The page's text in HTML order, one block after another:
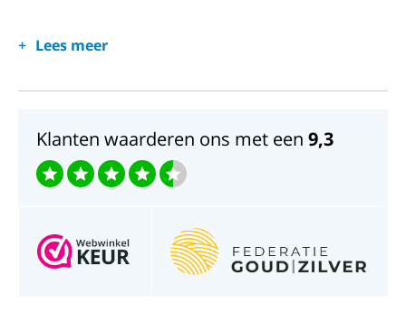
Lees meer
Klanten waarderen ons met een 9,3